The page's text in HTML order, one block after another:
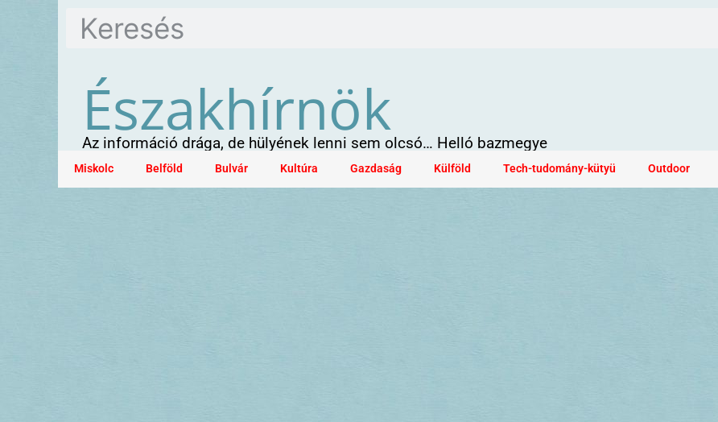
Északhírnök
Az információ drága, de hülyének lenni sem olcsó… Helló bazmegye
Miskolc Belföld Bulvár Kultúra Gazdaság Külföld Tech-tudomány-kütyü Outdoor